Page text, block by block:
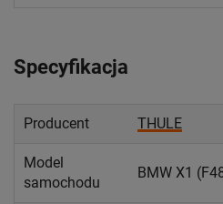
Specyfikacja
Producent THULE
Model
samochodu
BMW X1